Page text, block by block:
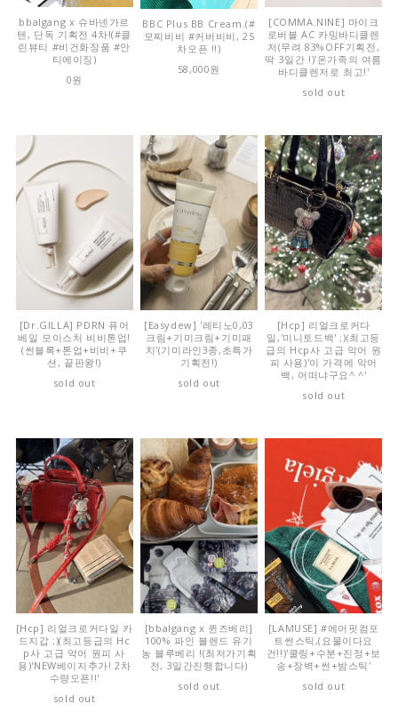
bbalgang x 슈바넨가르
텐, 단독 기획전 4차!(#클
린뷰티 #비건화장품 #안
티에이징)
0원
BBC Plus BB Cream.(#
모찌비비 #커버비비, 25
차오픈 !!)
58,000원
[COMMA.NINE] 마이크
로버블 AC 카밍바디클렌
저(무려 83%OFF기획전,
딱 3일간 !)'온가족의 여름
바디클렌저로 최고!'
sold out
[Dr.GILLA] PDRN 퓨어
베일 모이스처 비비톤업!
(썬블록+톤업+비비+쿠
션, 끝판왕!)
sold out
[Easydew] '레티노0,03
크림+기미크림+기미패
치'(기미라인3종,초특가
기획전!)
sold out
[Hcp] 리얼크로커다
일,'미니토드백' ;)(최고등
급의 Hcp사 고급 악어 원
피 사용)'이 가격에 악어
백, 어떠냐구요^ ^'
sold out
[Hcp] 리얼크로커다일 카
드지갑 ;)(최고등급의 Hc
p사 고급 악어 원피 사
용)'NEW베이지추가! 2차
수량오픈!!'
sold out
[bbalgang x 퀸즈베리]
100% 파인 블렌드 유기
농 블루베리 !(최저가기획
전, 3일간진행합니다)
sold out
[LAMUSE] #에어핏컴포
트썬스틱,(요물이다요
건!!)'쿨링+수분+진정+보
송+장벽+썬+밤스틱'
sold out